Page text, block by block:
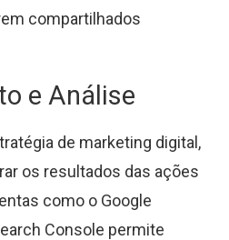
compartilhados
e Análise
de marketing digital,
os resultados das ações
como o Google
Console permite